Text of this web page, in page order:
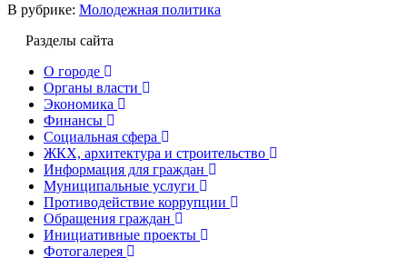
В рубрике: Молодежная политика
Разделы сайта
О городе
Органы власти
Экономика
Финансы
Социальная сфера
ЖКХ, архитектура и строительство
Информация для граждан
Муниципальные услуги
Противодействие коррупции
Обращения граждан
Инициативные проекты
Фотогалерея